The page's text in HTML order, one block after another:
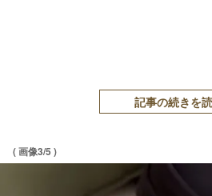
記事の続きを
( 画像3/5 )